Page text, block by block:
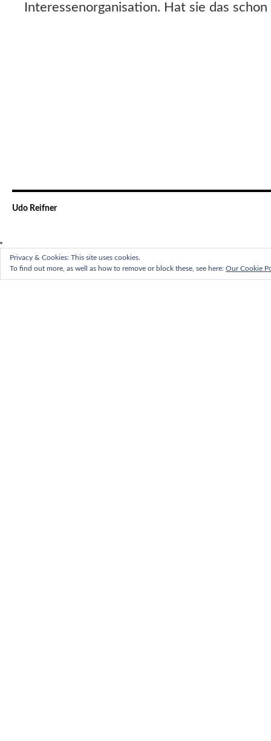
Interessenorganisation. Hat sie das
Udo Reifner
Privacy & Cookies: This site uses cookies.
To find out more, as well as how to remove or block these, see here: Our Cookie